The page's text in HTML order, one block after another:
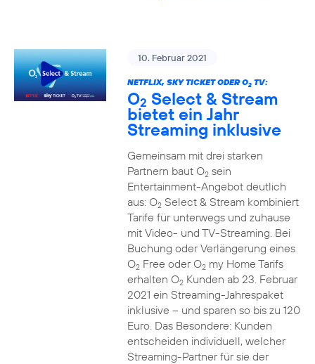
10. Februar 2021
NETFLIX, SKY TICKET ODER O2TV:
O2 Select & Stream
bietet ein Jahr
Streaming inklusive
Gemeinsam mit drei starken
Partnern baut O2sein
Entertainment-Angebot deutlich
aus: O2Select & Stream kombiniert
Tarife für unterwegs und zuhause
mit Video- und TV-Streaming. Bei
Buchung oder Verlängerung eines
O2Free oder O2my Home Tarifs
erhalten O2Kunden ab 23. Februar
2021 ein Streaming-Jahrespaket
inklusive – und sparen so bis zu 120
Euro. Das Besondere: Kunden
entscheiden individuell, welcher
Streaming-Partner für sie der